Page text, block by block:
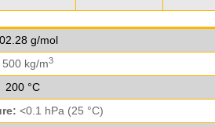
g/mol
500 kg/m3
200 °C
<0.1 hPa (25 °C)